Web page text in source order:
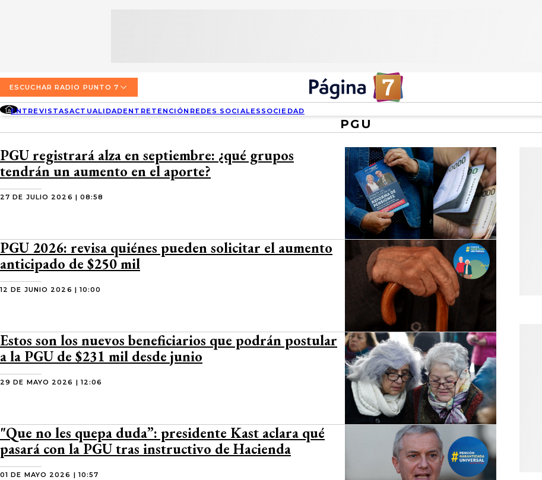
ACTUALIDAD
ENTRETENCIÓN
SOCIEDAD
CONCEPCIÓN
TEMUCO
VALDIVIA
PUERTO MONTT
QUIÉNES SOMOS
DIRECCIONES
CONTACTO COMERCIAL
TARIFAS POLÍTICAS PÁGINA 7
TARIFAS POLÍTICAS RADIO PUNTO 7
POLÍTICA DE PRIVACIDAD
ESCUCHAR RADIO PUNTO 7
ENTREVISTASACTUALIDADENTRETENCIÓN REDES SOCIALES SOCIEDAD
PGU
PGU registrará alza en septiembre: ¿qué grupos
tendrán un aumento en el aporte?
27 DE JULIO 2026 | 08:58
PGU 2026: revisa quiénes pueden solicitar el aumento
anticipado de $250 mil
12 DE JUNIO 2026 | 10:00
Estos son los nuevos beneficiarios que podrán postular
a la PGU de $231 mil desde junio
29 DE MAYO 2026 | 12:06
"Que no les quepa duda”: presidente Kast aclara qué
pasará con la PGU tras instructivo de Hacienda
01 DE MAYO 2026 | 10:57